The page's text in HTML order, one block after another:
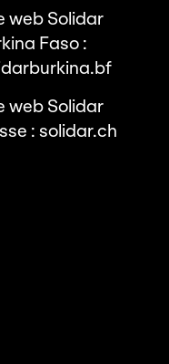
web Solidar
Faso :
web Solidar
: solidar.ch